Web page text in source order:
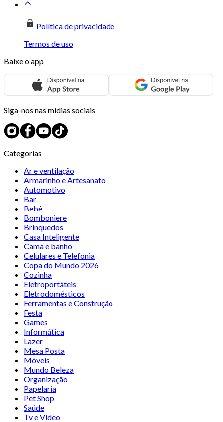
Política de privacidade
Termos de uso
Baixe o app
Siga-nos nas mídias sociais
Categorias
Ar e ventilação
Armarinho e Artesanato
Automotivo
Bar
Bebê
Bomboniere
Brinquedos
Casa Inteligente
Cama e banho
Celulares e Telefonia
Copa do Mundo 2026
Cozinha
Eletroportáteis
Eletrodomésticos
Ferramentas e Construção
Festa
Games
Informática
Lazer
Mesa Posta
Móveis
Mundo Beleza
Organização
Papelaria
Pet Shop
Saúde
Tv e Vídeo